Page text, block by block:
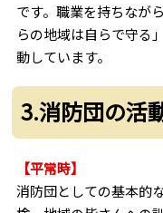
です。職業を持ちなが
らの地域は自らで守る
動しています。
3.消防団の活
【平常時】
消防団としての基本的